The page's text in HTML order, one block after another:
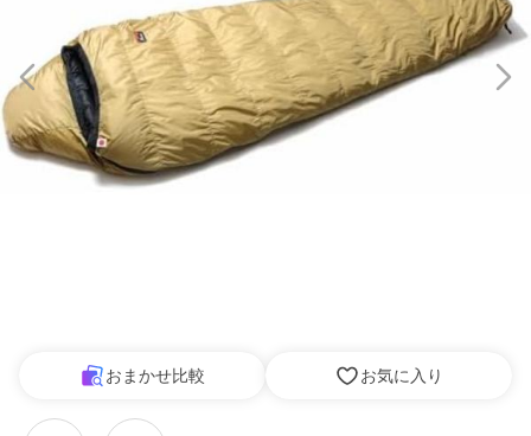
おまかせ比較 お気に入り